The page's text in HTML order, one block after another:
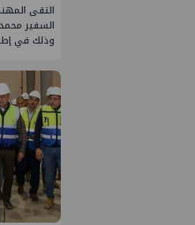
التقى
السفير
وذلك في